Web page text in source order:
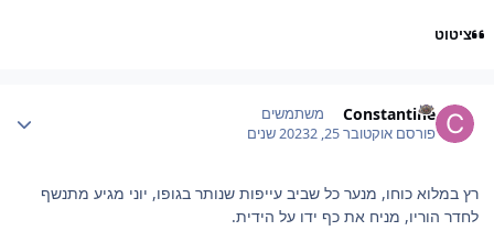
ציטוט
Constantine משתמשים
פורסםאוקטובר 25, 2023 2 שנים
רץ במלוא כוחו, מנער כל שביב עייפות שנותר בגופו, יוני מגיע מתנשף
לחדר הוריו, מניח את כף ידו על הידית.